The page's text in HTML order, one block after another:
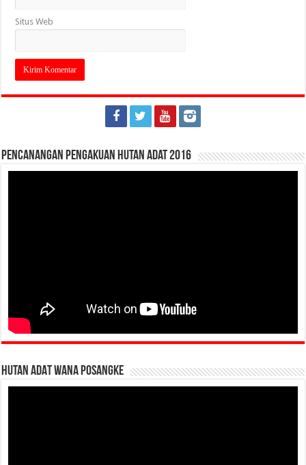
Situs Web
Pencanangan Pengakuan Hutan Adat 2016
HUTAN ADAT WANA POSANGKE